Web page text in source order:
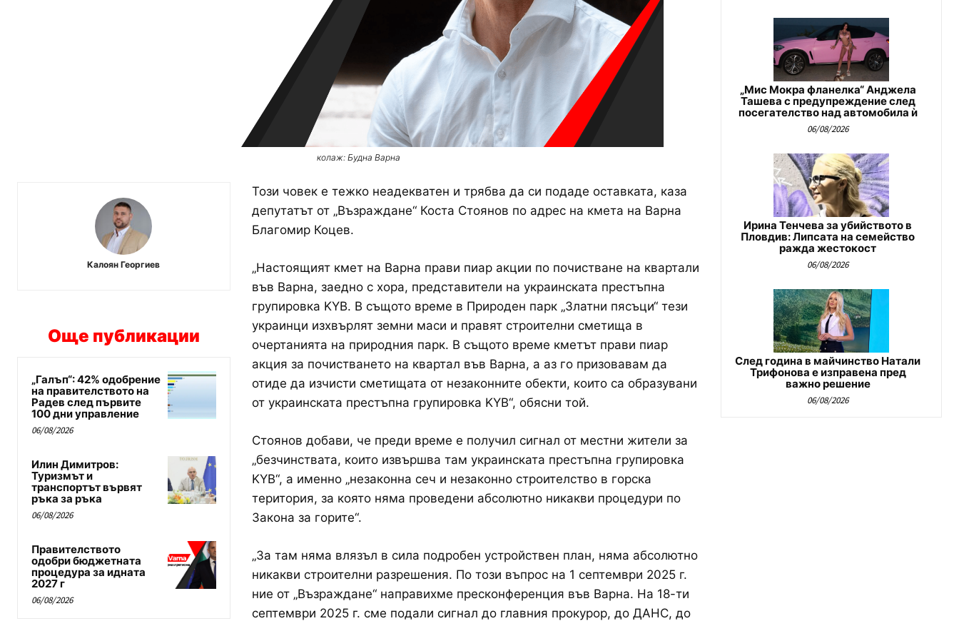
колаж: Будна Варна
Калоян Георгиев
Още публикации
„Галъп“: 42% одобрение
на правителството на
Радев след първите
100 дни управление
06/08/2026
Илин Димитров:
Туризмът и
транспортът вървят
ръка за ръка
06/08/2026
Правителството
одобри бюджетната
процедура за идната
2027 г
06/08/2026
Този човек е тежко неадекватен и трябва да си подаде оставката, каза
депутатът от „Възраждане“ Коста Стоянов по адрес на кмета на Варна
Благомир Коцев.
„Настоящият кмет на Варна прави пиар акции по почистване на квартали
във Варна, заедно с хора, представители на украинската престъпна
групировка KYB. В същото време в Природен парк „Златни пясъци“ тези
украинци изхвърлят земни маси и правят строителни сметища в
очертанията на природния парк. В същото време кметът прави пиар
акция за почистването на квартал във Варна, а аз го призовавам да
отиде да изчисти сметищата от незаконните обекти, които са образувани
от украинската престъпна групировка KYB“, обясни той.
Стоянов добави, че преди време е получил сигнал от местни жители за
„безчинствата, които извършва там украинската престъпна групировка
KYB“, а именно „незаконна сеч и незаконно строителство в горска
територия, за която няма проведени абсолютно никакви процедури по
Закона за горите“.
„За там няма влязъл в сила подробен устройствен план, няма абсолютно
никакви строителни разрешения. По този въпрос на 1 септември 2025 г.
ние от „Възраждане“ направихме пресконференция във Варна. На 18-ти
септември 2025 г. сме подали сигнал до главния прокурор, до ДАНС, до
„Мис Мокра фланелка“ Анджела
Ташева с предупреждение след
посегателство над автомобила ѝ
06/08/2026
Ирина Тенчева за убийството в
Пловдив: Липсата на семейство
ражда жестокост
06/08/2026
След година в майчинство Натали
Трифонова е изправена пред
важно решение
06/08/2026